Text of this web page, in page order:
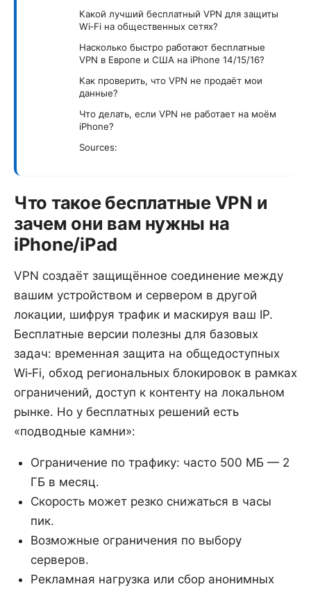
Какой лучший бесплатный VPN для защиты
Wi‑Fi на общественных сетях?
Насколько быстро работают бесплатные
VPN в Европе и США на iPhone 14/15/16?
Как проверить, что VPN не продаёт мои
данные?
Что делать, если VPN не работает на моём
iPhone?
Sources:
Что такое бесплатные VPN и
зачем они вам нужны на
iPhone/iPad
VPN создаёт защищённое соединение между
вашим устройством и сервером в другой
локации, шифруя трафик и маскируя ваш IP.
Бесплатные версии полезны для базовых
задач: временная защита на общедоступных
Wi‑Fi, обход региональных блокировок в рамках
ограничений, доступ к контенту на локальном
рынке. Но у бесплатных решений есть
«подводные камни»:
Ограничение по трафику: часто 500 МБ — 2
ГБ в месяц.
Скорость может резко снижаться в часы
пик.
Возможные ограничения по выбору
серверов.
Рекламная нагрузка или сбор анонимных